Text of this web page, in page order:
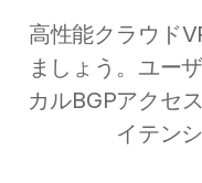
高性能クラウド
ましょう。ユー
カルBGPアクセ
イテン